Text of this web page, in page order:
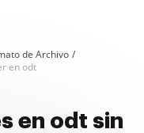
de Archivo
en odt
en odt sin